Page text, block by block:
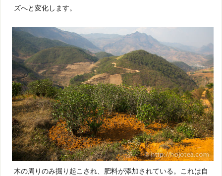
ズへと変化します。
木の周りのみ掘り起こされ、肥料が添加されている。これは自